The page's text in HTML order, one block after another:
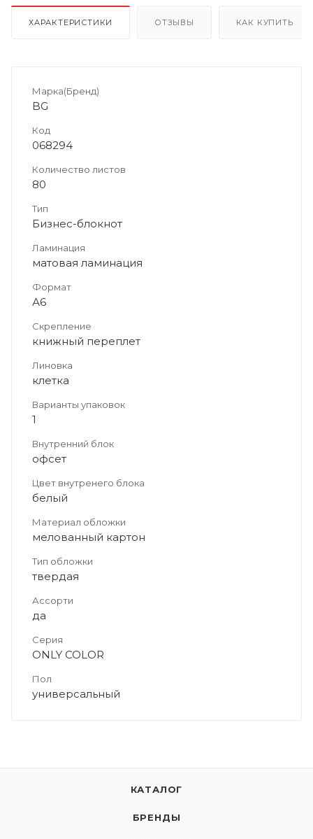
ХАРАКТЕРИСТИКИ ОТЗЫВЫ КАК КУПИТЬ
Марка(Бренд)
BG
Код
068294
Количество листов
80
Тип
Бизнес-блокнот
Ламинация
матовая ламинация
Формат
А6
Скрепление
книжный переплет
Линовка
клетка
Варианты упаковок
1
Внутренний блок
офсет
Цвет внутренего блока
белый
Материал обложки
мелованный картон
Тип обложки
твердая
Ассорти
да
Серия
ONLY COLOR
Пол
универсальный
КАТАЛОГ
БРЕНДЫ